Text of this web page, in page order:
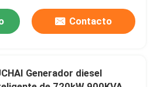
de Cummins
Fawde
Contacto
Generador diesel